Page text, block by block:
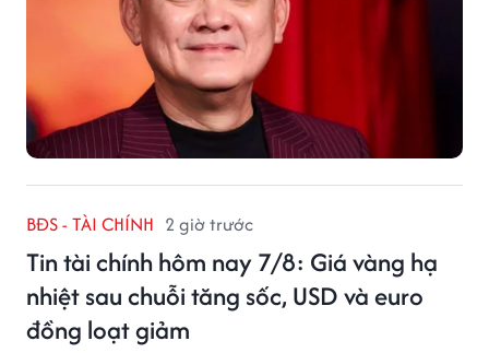
BĐS - TÀI CHÍNH 2 giờ trước
Tin tài chính hôm nay 7/8: Giá vàng hạ
nhiệt sau chuỗi tăng sốc, USD và euro
đồng loạt giảm